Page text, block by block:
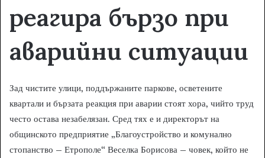
реагира бързо при
аварийни ситуации
Зад чистите улици, поддържаните паркове, осветените
квартали и бързата реакция при аварии стоят хора, чийто труд
често остава незабелязан. Сред тях е и директорът на
общинското предприятие „Благоустройство и комунално
стопанство – Етрополе“ Веселка Борисова – човек, който не